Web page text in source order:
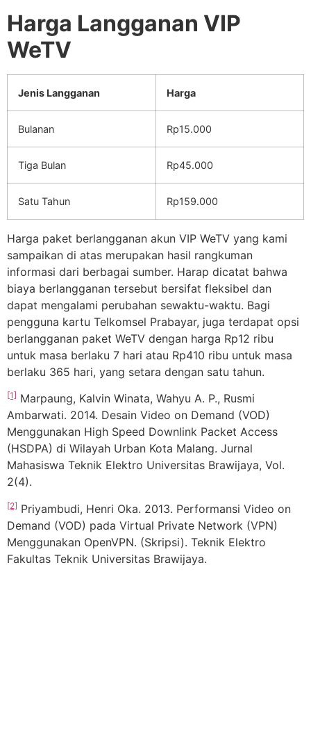
Harga Langganan VIP
WeTV
Jenis Langganan Harga
Bulanan Rp15.000
Tiga Bulan Rp45.000
Satu Tahun Rp159.000
Harga paket berlangganan akun VIP WeTV yang kami
sampaikan di atas merupakan hasil rangkuman
informasi dari berbagai sumber. Harap dicatat bahwa
biaya berlangganan tersebut bersifat fleksibel dan
dapat mengalami perubahan sewaktu-waktu. Bagi
pengguna kartu Telkomsel Prabayar, juga terdapat opsi
berlangganan paket WeTV dengan harga Rp12 ribu
untuk masa berlaku 7 hari atau Rp410 ribu untuk masa
berlaku 365 hari, yang setara dengan satu tahun.
[1] Marpaung, Kalvin Winata, Wahyu A. P., Rusmi
Ambarwati. 2014. Desain Video on Demand (VOD)
Menggunakan High Speed Downlink Packet Access
(HSDPA) di Wilayah Urban Kota Malang. Jurnal
Mahasiswa Teknik Elektro Universitas Brawijaya, Vol.
2(4).
[2] Priyambudi, Henri Oka. 2013. Performansi Video on
Demand (VOD) pada Virtual Private Network (VPN)
Menggunakan OpenVPN. (Skripsi). Teknik Elektro
Fakultas Teknik Universitas Brawijaya.